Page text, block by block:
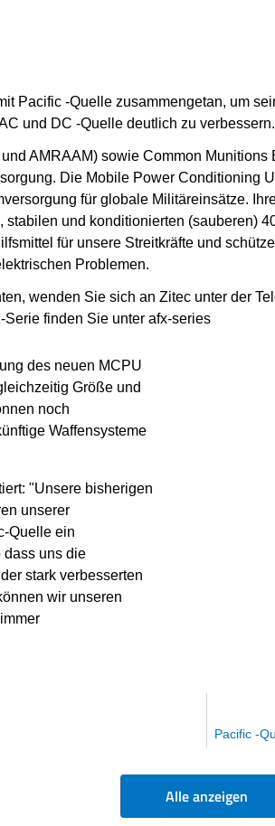
Pacific -Quelle zusammengetan, um
und DC -Quelle deutlich zu verbessern.
AMRAAM) sowie Common
Die Mobile Power Conditioning
für globale Militäreinsätze.
und konditionierten (sauberen)
für unsere Streitkräfte und
Problemen.
wenden Sie sich an Zitec unter der
Serie finden Sie unter afx-series
des neuen MCPU
Größe und
noch
Waffensysteme
"Unsere bisherigen
unserer
Quelle ein
dass uns die
stark verbesserten
wir unseren
Alle anzeigen